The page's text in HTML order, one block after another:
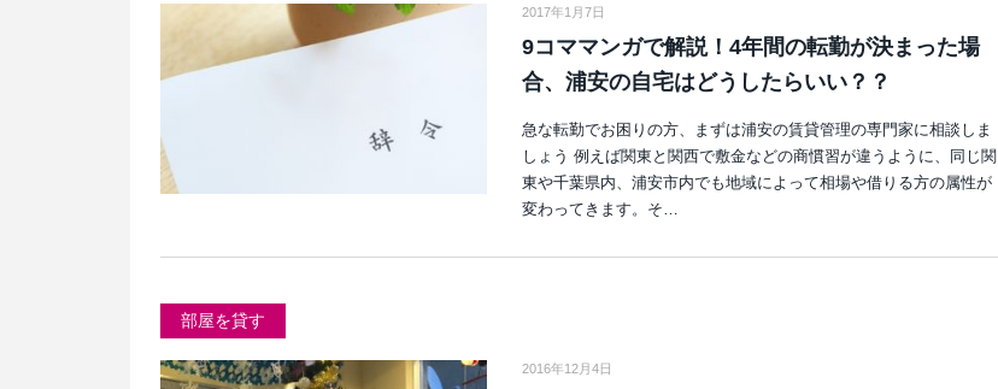
2017年1月7日
9コママンガで解説！4年間の転勤が決まった場
合、浦安の自宅はどうしたらいい？？
急な転勤でお困りの方、まずは浦安の賃貸管理の専門家に相談しま
しょう 例えば関東と関西で敷金などの商慣習が違うように、同じ関
東や千葉県内、浦安市内でも地域によって相場や借りる方の属性が
変わってきます。そ…
部屋を貸す
2016年12月4日